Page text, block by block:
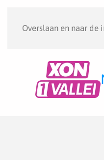
Overslaan en naar de